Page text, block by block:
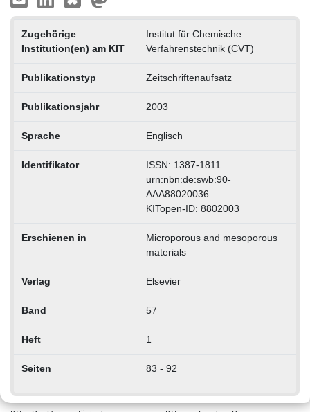
Zugehörige
Institution(en) am KIT
Institut für Chemische
Verfahrenstechnik (CVT)
Publikationstyp Zeitschriftenaufsatz
Publikationsjahr 2003
Sprache Englisch
Identifikator
ISSN: 1387-1811
urn:nbn:de:swb:90-
AAA88020036
KITopen-ID: 8802003
Erschienen in
Microporous and mesoporous
materials
Verlag Elsevier
Band 57
Heft 1
Seiten 83 - 92